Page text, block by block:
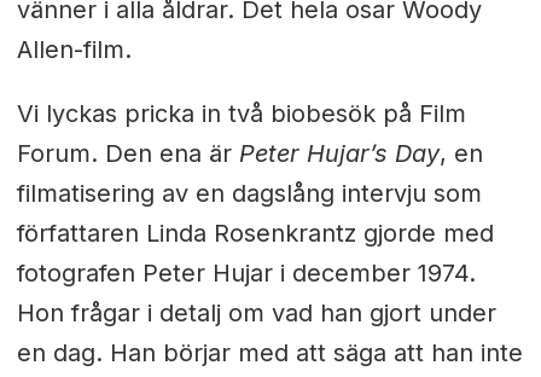
vänner i alla åldrar. Det hela osar Woody
Allen-film.
Vi lyckas pricka in två biobesök på Film
Forum. Den ena är Peter Hujar’s Day, en
filmatisering av en dagslång intervju som
författaren Linda Rosenkrantz gjorde med
fotografen Peter Hujar i december 1974.
Hon frågar i detalj om vad han gjort under
en dag. Han börjar med att säga att han inte